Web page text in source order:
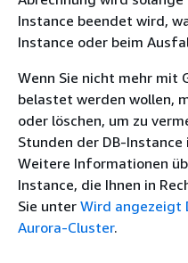
Instance beendet wird,
Instance oder beim
Wenn Sie nicht mehr mit
belastet werden wollen,
oder löschen, um zu
Stunden der DB-
Weitere Informationen
Instance, die Ihnen in
Sie unter Wird angezeigt
Aurora-Cluster.